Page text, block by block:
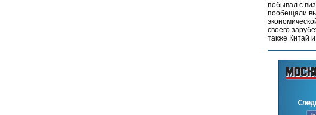
побывал с
пообещали
своего
также Китай